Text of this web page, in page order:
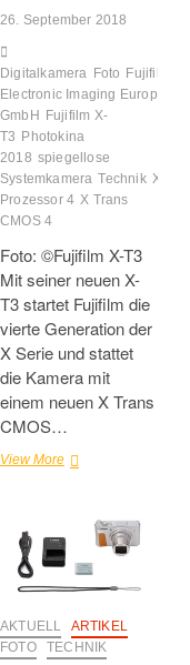
26. September 2018
Digitalkamera Foto Fujifilm
Electronic Imaging Europe
GmbH Fujifilm X-
T3 Photokina
2018 spiegellose
Systemkamera Technik X
Prozessor 4 X Trans
CMOS 4
Foto: ©Fujifilm X-T3
Mit seiner neuen X-
T3 startet Fujifilm die
vierte Generation der
X Serie und stattet
die Kamera mit
einem neuen X Trans
CMOS…
View MoreFujifilm
Mehr
Leistung
Bildqualität
AKTUELL
ARTIKEL
FOTO
TECHNIK